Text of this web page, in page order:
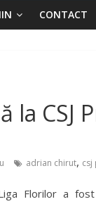
CONTACT
CSJ
adrian chirut, csj
Florilor a fost